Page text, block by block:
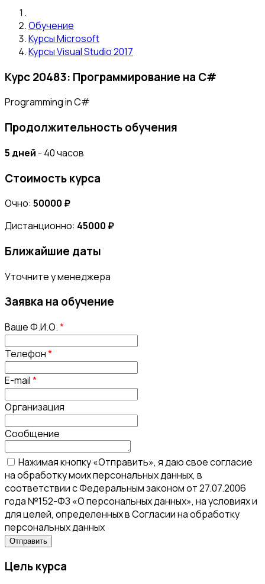
Обучение
Курсы Microsoft
Курсы Visual Studio 2017
Курс 20483: Программирование на C#
Programming in C#
Продолжительность обучения
5 дней - 40 часов
Стоимость курса
Очно: 50000 ₽
Дистанционно: 45000 ₽
Ближайшие даты
Уточните у менеджера
Заявка на обучение
Ваше Ф.И.О.*
Телефон*
E-mail*
Организация
Сообщение
Нажимая кнопку «Отправить», я даю свое согласие
на обработку моих персональных данных, в
соответствии с Федеральным законом от 27.07.2006
года №152-ФЗ «О персональных данных», на условиях и
для целей, определенных в Согласии на обработку
персональных данных
Цель курса